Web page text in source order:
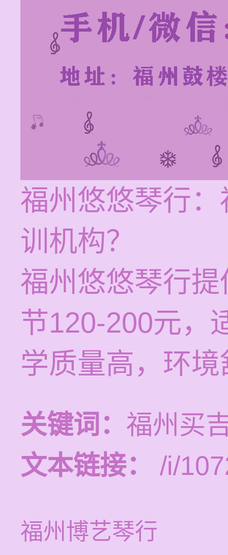
福州悠悠琴行
训机构？
福州悠悠琴行
节120-200元，
学质量高，环
关键词： 福州买
文本链接：
/i/
福州博艺琴行